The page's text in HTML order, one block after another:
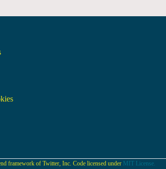
framework of Twitter, Inc. Code licensed under MIT License.